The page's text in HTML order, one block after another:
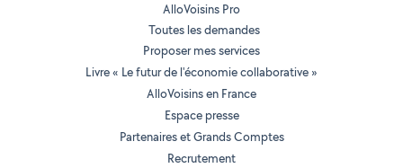
AlloVoisins Pro
Toutes les demandes
Proposer mes services
Livre « Le futur de l'économie collaborative »
AlloVoisins en France
Espace presse
Partenaires et Grands Comptes
Recrutement